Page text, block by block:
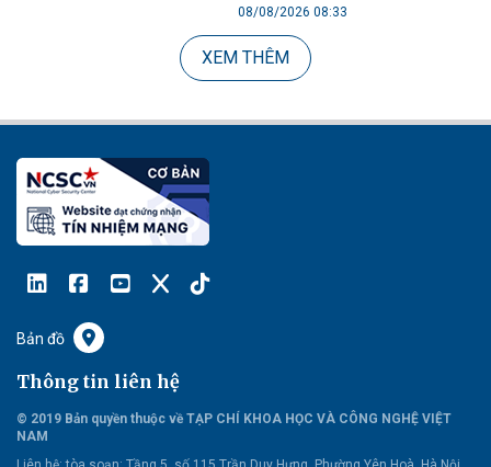
08/08/2026 08:33
XEM THÊM
Bản đồ
Thông tin liên hệ
© 2019 Bản quyền thuộc về TẠP CHÍ KHOA HỌC VÀ CÔNG NGHỆ VIỆT
NAM